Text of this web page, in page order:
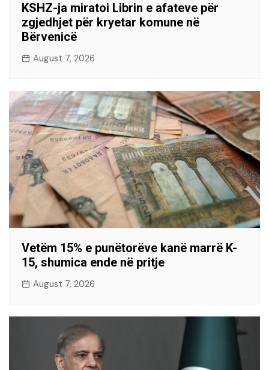
KSHZ-ja miratoi Librin e afateve për
zgjedhjet për kryetar komune në
Bërvenicë
August 7, 2026
Vetëm 15% e punëtorëve kanë marrë K-
15, shumica ende në pritje
August 7, 2026